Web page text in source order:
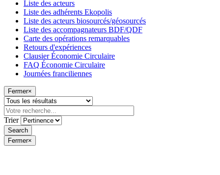
Liste des acteurs
Liste des adhérents Ekopolis
Liste des acteurs biosourcés/géosourcés
Liste des accompagnateurs BDF/QDF
Carte des opérations remarquables
Retours d'expériences
Clausier Économie Circulaire
FAQ Économie Circulaire
Journées franciliennes
Fermer×
Trier
Fermer×